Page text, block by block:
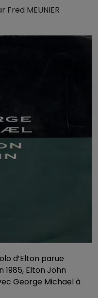
Fred MEUNIER
d’Elton parue
1985, Elton John
George Michael à